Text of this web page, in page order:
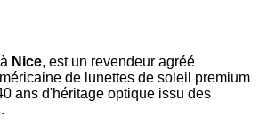
Nice, est un revendeur agréé
de lunettes de soleil premium
ans d'héritage optique issu des
.